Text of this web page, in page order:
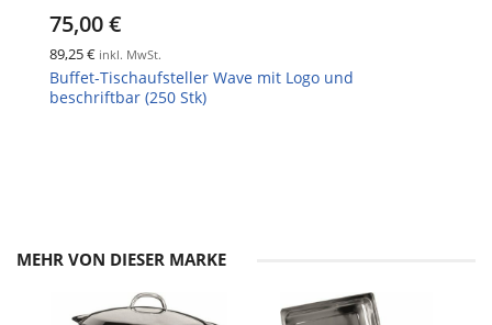
75,00 €
89,25 € inkl. MwSt.
Buffet-Tischaufsteller Grün mit Logo und
beschriftbar (250 Stk)
MEHR VON DIESER MARKE